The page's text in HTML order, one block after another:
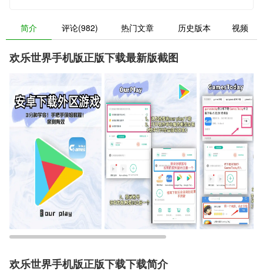
简介 评论(982) 热门文章 历史版本 视频
欢乐世界手机版正版下载最新版截图
欢乐世界手机版正版下载下载简介